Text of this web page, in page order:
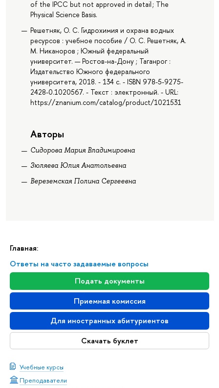
Главная:
Ответы на часто задаваемые вопросы
Подать документы
Приемная комиссия
Для иностранных абитуриентов
Скачать буклет
Учебные курсы
Преподаватели
of the IPCC but not approved in detail ; The
Physical Science Basis.
Решетняк, О. С. Гидрохимия и охрана водных
ресурсов : учебное пособие / О. С. Решетняк, А.
М. Никаноров ; Южный федеральный
университет. — Ростов-на-Дону ; Таганрог :
Издательство Южного федерального
университета, 2018. - 134 с. - ISBN 978-5-9275-
2428-0.1020567. - Текст : электронный. - URL:
https://znanium.com/catalog/product/1021531
Авторы
Сидорова Мария Владимировна
Зюляева Юлия Анатольевна
Вереземская Полина Сергеевна